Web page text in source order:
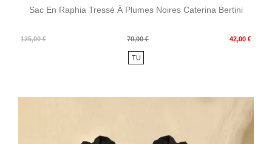
Sac En Raphia Tressé À Plumes Noires Caterina Bertini
125,00 €
Prix
70,00 € 42,00 €
Prix
TU